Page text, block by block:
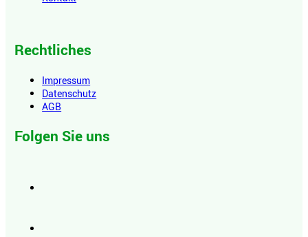
Rechtliches
Impressum
Datenschutz
AGB
Folgen Sie uns